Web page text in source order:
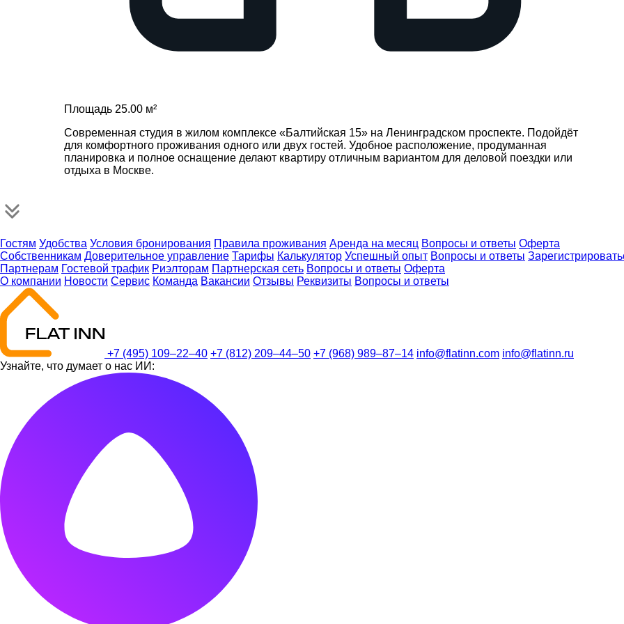
Площадь 25.00 м²
Современная студия в жилом комплексе «Балтийская 15» на Ленинградском проспекте. Подойдёт
для комфортного проживания одного или двух гостей. Удобное расположение, продуманная
планировка и полное оснащение делают квартиру отличным вариантом для деловой поездки или
отдыха в Москве.
Гостям Удобства Условия бронирования Правила проживания Аренда на месяц Вопросы и ответы Оферта
Собственникам Доверительное управление Тарифы Калькулятор Успешный опыт Вопросы и ответы
Партнерам Гостевой трафик Риэлторам Партнерская сеть Вопросы и ответы Оферта
О компании Новости Сервис Команда Вакансии Отзывы Реквизиты Вопросы и ответы
+7 (495) 109–22–40 +7 (812) 209–44–50 +7 (968) 989–87–14 info@flatinn.com info@flatinn.ru
Узнайте, что думает о нас ИИ: